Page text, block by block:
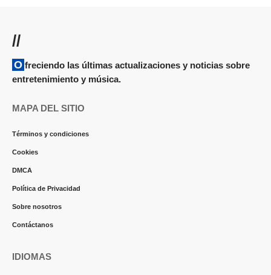
//
Ofreciendo las últimas actualizaciones y noticias sobre
entretenimiento y música.
MAPA DEL SITIO
Términos y condiciones
Cookies
DMCA
Política de Privacidad
Sobre nosotros
Contáctanos
IDIOMAS